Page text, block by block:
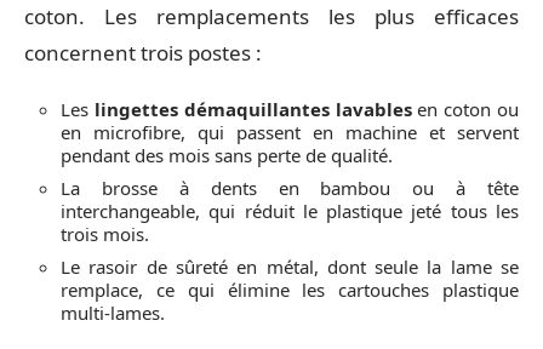
coton. Les remplacements les plus efficaces
concernent trois postes :
Les lingettes démaquillantes lavablesen coton ou
en microfibre, qui passent en machine et servent
pendant des mois sans perte de qualité.
La brosse à dents en bambou ou à tête
interchangeable, qui réduit le plastique jeté tous les
trois mois.
Le rasoir de sûreté en métal, dont seule la lame se
remplace, ce qui élimine les cartouches plastique
multi-lames.